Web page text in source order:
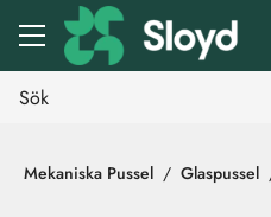
Gå till huvudinnehåll
Mekaniska Pussel Glaspussel